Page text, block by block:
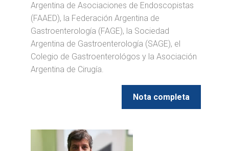
Argentina de Asociaciones de Endoscopistas
(FAAED), la Federación Argentina de
Gastroenterología (FAGE), la Sociedad
Argentina de Gastroenterología (SAGE), el
Colegio de Gastroenterológos y la Asociación
Argentina de Cirugía.
Nota completa